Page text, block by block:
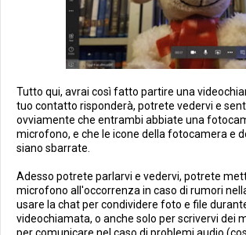
Tutto qui, avrai così fatto partire una
tuo contatto risponderà, potrete vedervi e
ovviamente che entrambi abbiate una
microfono, e che le icone della fotocamera e
siano sbarrate.
Adesso potrete parlarvi e vedervi, potrete
microfono all'occorrenza in caso di rumori
usare la chat per condividere foto e file
videochiamata, o anche solo per scrivervi dei